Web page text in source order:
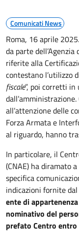
Comunicati News
Roma, 16 aprile
da parte
riferite alla
contestano l’utilizzo
fiscale”, poi corretti in
all’attenzione delle
Forza Armata e
al riguardo, hanno
In particolare, il
(CNAE) ha diramato
specifica
indicazioni fornite dal
ente di
nominativo del
prefato Centro